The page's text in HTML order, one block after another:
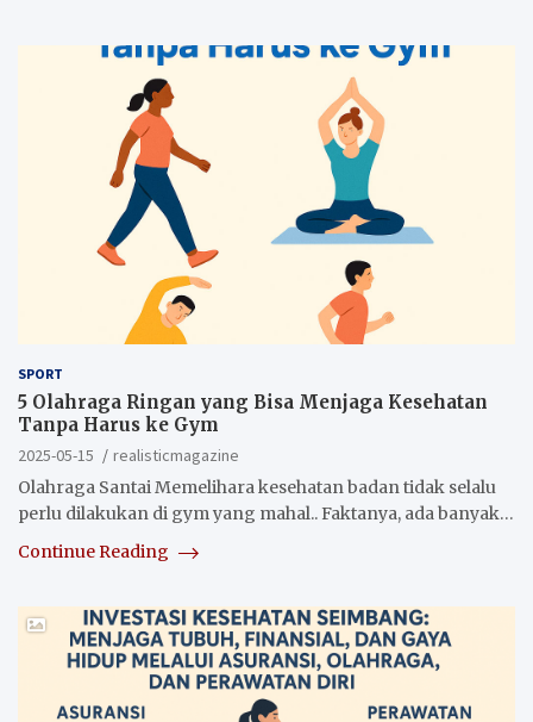
SPORT
5 Olahraga Ringan yang Bisa Menjaga Kesehatan
Tanpa Harus ke Gym
2025-05-15
realisticmagazine
Olahraga Santai Memelihara kesehatan badan tidak selalu
perlu dilakukan di gym yang mahal.. Faktanya, ada banyak…
Continue Reading